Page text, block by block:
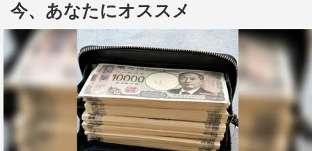
片桐は「自分にとっては見て楽しむものと決め込んでいた
『キングオブコント』に、新しい相方とチャレンジャーと
して出場することに今更ながらビックリしています。しか
もたくさんの相方候補の皆さんとコントができるなん
て!! 一生の思い出にしたいと思います」と語っている。
片桐の背中を押すやついは「即席ユニット参加初解禁の今
年の台風の目になるべく、『エレ片のケツビ！』から満を
今、あなたにオススメ